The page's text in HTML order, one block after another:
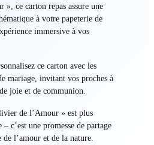
ce carton repas assure une
à votre papeterie de
immersive à vos
ce carton avec les
mariage, invitant vos proches à
joie et de communion.
de l’Amour » est plus
c’est une promesse de partage
l’amour et de la nature.